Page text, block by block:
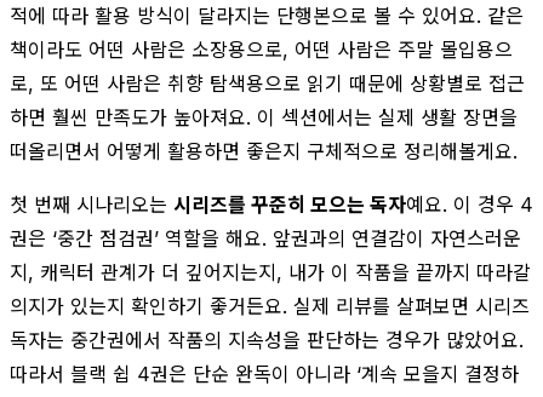
적에 따라 활용 방식이 달라지는 단행본으로 볼 수 있어요. 같은
책이라도 어떤 사람은 소장용으로, 어떤 사람은 주말 몰입용으
로, 또 어떤 사람은 취향 탐색용으로 읽기 때문에 상황별로 접근
하면 훨씬 만족도가 높아져요. 이 섹션에서는 실제 생활 장면을
떠올리면서 어떻게 활용하면 좋은지 구체적으로 정리해볼게요.
첫 번째 시나리오는 시리즈를 꾸준히 모으는 독자예요. 이 경우 4
권은 ‘중간 점검권’ 역할을 해요. 앞권과의 연결감이 자연스러운
지, 캐릭터 관계가 더 깊어지는지, 내가 이 작품을 끝까지 따라갈
의지가 있는지 확인하기 좋거든요. 실제 리뷰를 살펴보면 시리즈
독자는 중간권에서 작품의 지속성을 판단하는 경우가 많았어요.
따라서 블랙 쉽 4권은 단순 완독이 아니라 ‘계속 모을지 결정하